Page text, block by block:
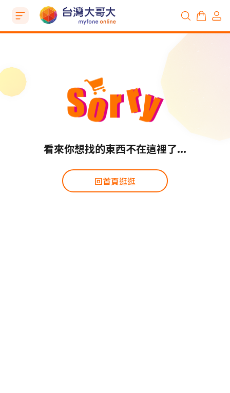
看來你想找的東西不在這裡了...
回首頁逛逛